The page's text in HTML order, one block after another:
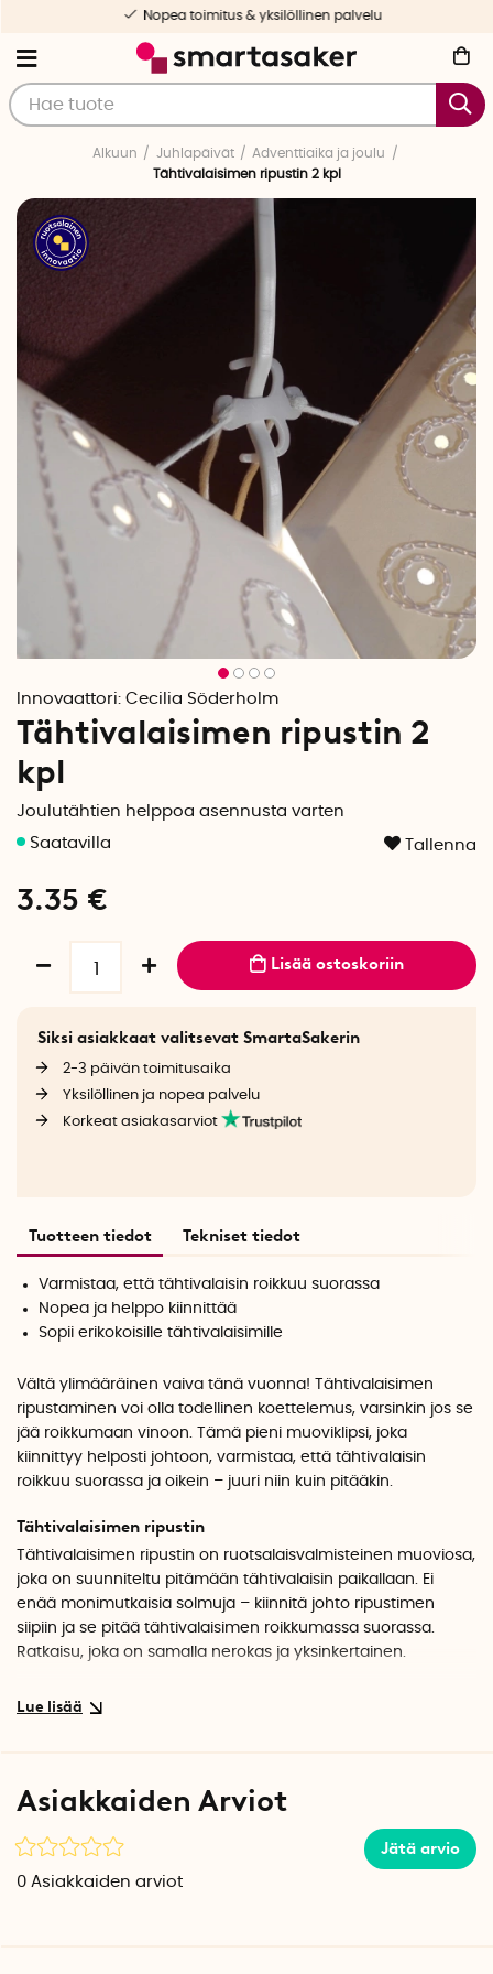
Nopea toimitus & yksilöllinen palvelu
Alkuun Juhlapäivät
Adventtiaika ja joulu
Tähtivalaisimen ripustin 2 kpl
Innovaattori: Cecilia Söderholm
Tähtivalaisimen ripustin 2
kpl
Joulutähtien helppoa asennusta varten
Tallenna
3.35 €
Lisää ostoskoriin
Siksi asiakkaat valitsevat SmartaSakerin
2-3 päivän toimitusaika
Yksilöllinen ja nopea palvelu
Korkeat asiakasarviot
Tuotteen tiedot Tekniset tiedot
Varmistaa, että tähtivalaisin roikkuu suorassa
Nopea ja helppo kiinnittää
Sopii erikokoisille tähtivalaisimille
Vältä ylimääräinen vaiva tänä vuonna! Tähtivalaisimen
ripustaminen voi olla todellinen koettelemus, varsinkin jos se
jää roikkumaan vinoon. Tämä pieni muoviklipsi, joka
kiinnittyy helposti johtoon, varmistaa, että tähtivalaisin
roikkuu suorassa ja oikein – juuri niin kuin pitääkin.
Tähtivalaisimen ripustin
Tähtivalaisimen ripustin on ruotsalaisvalmisteinen muoviosa,
joka on suunniteltu pitämään tähtivalaisin paikallaan. Ei
enää monimutkaisia solmuja – kiinnitä johto ripustimen
siipiin ja se pitää tähtivalaisimen roikkumassa suorassa.
Ratkaisu, joka on samalla nerokas ja yksinkertainen.
Ruotsalainen innovaattori: Cecilia Söderholm
Asiakkaiden Arviot
Jätä arvio
0 Asiakkaiden arviot